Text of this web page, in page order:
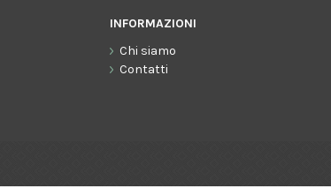
INFORMAZIONI
Chi siamo
Contatti